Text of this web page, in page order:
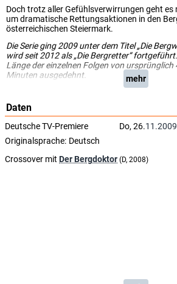
Doch trotz aller Gefühlsverwirrungen geht
um dramatische Rettungsaktionen in den
österreichischen Steiermark.
Die Serie ging 2009 unter dem Titel „Die
wird seit 2012 als „Die Bergretter“
Länge der einzelnen Folgen von
Minuten ausgedehnt.
mehr
Daten
Deutsche TV-Premiere Do, 26.11.2009
Originalsprache: Deutsch
Crossover mit Der Bergdoktor (D, 2008)